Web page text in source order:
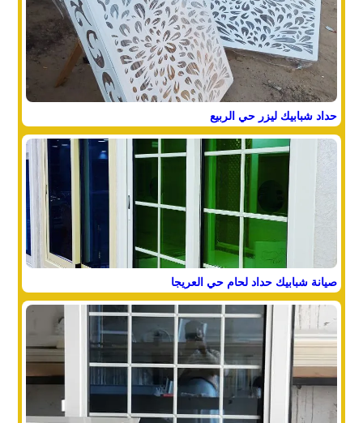
حداد شبابيك ليزر حي الربيع
صيانة شبابيك حداد لحام حي العريجا